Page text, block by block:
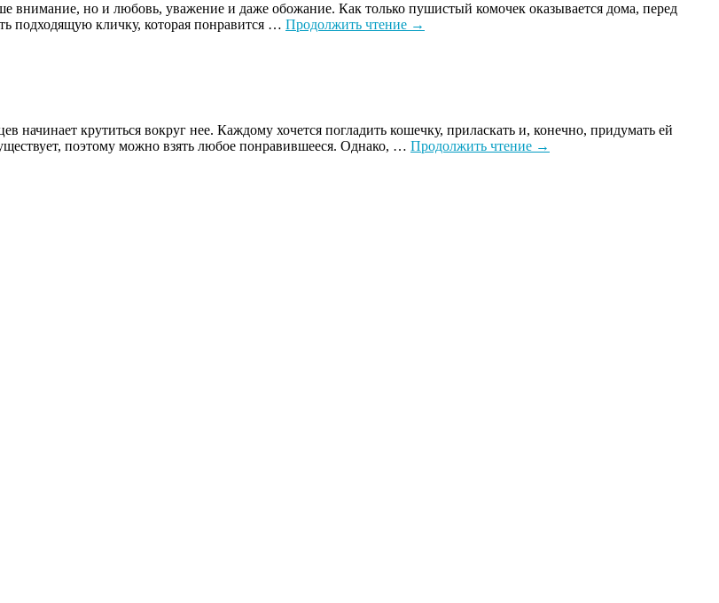
внимание, но и любовь, уважение и даже обожание. Как только пушистый комочек оказывается дома, перед
подходящую кличку, которая понравится … Продолжить чтение →
начинает крутиться вокруг нее. Каждому хочется погладить кошечку, приласкать и, конечно, придумать ей
поэтому можно взять любое понравившееся. Однако, … Продолжить чтение →